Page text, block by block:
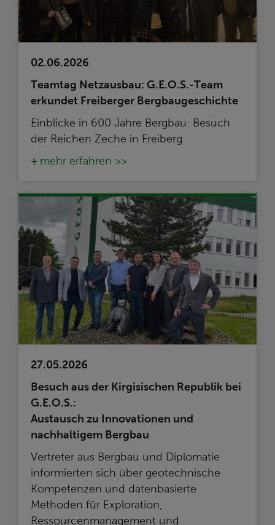
02.06.2026
Teamtag Netzausbau: G.E.O.S.-Team
erkundet Freiberger Bergbaugeschichte
Einblicke in 600 Jahre Bergbau: Besuch
der Reichen Zeche in Freiberg
mehr erfahren >>
27.05.2026
Besuch aus der Kirgisischen Republik bei
G.E.O.S.:
Austausch zu Innovationen und
nachhaltigem Bergbau
Vertreter aus Bergbau und Diplomatie
informierten sich über geotechnische
Kompetenzen und datenbasierte
Methoden für Exploration,
Ressourcenmanagement und